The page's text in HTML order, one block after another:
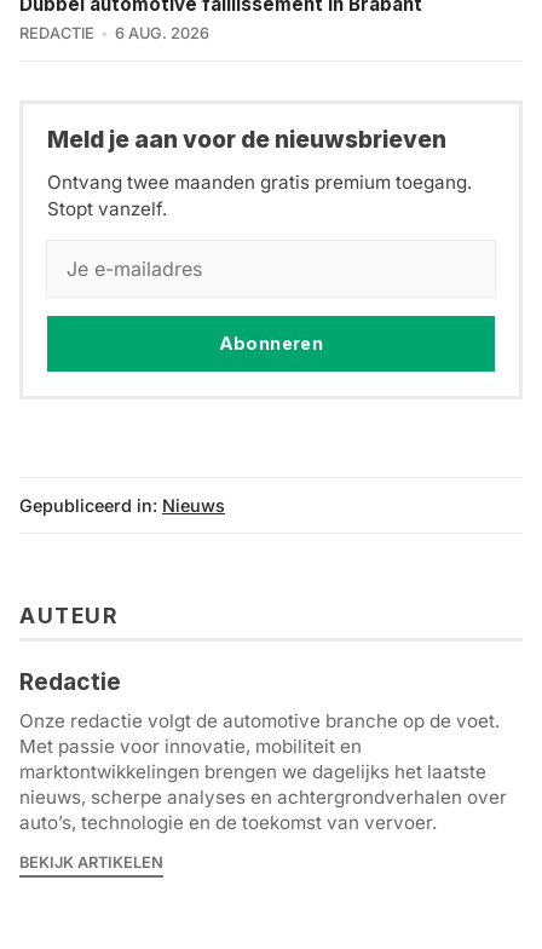
Dubbel automotive faillissement in Brabant
REDACTIE 6 AUG. 2026
Meld je aan voor de nieuwsbrieven
Ontvang twee maanden gratis premium toegang.
Stopt vanzelf.
Abonneren
Gepubliceerd in: Nieuws
AUTEUR
Redactie
Onze redactie volgt de automotive branche op de voet.
Met passie voor innovatie, mobiliteit en
marktontwikkelingen brengen we dagelijks het laatste
nieuws, scherpe analyses en achtergrondverhalen over
auto’s, technologie en de toekomst van vervoer.
BEKIJK ARTIKELEN